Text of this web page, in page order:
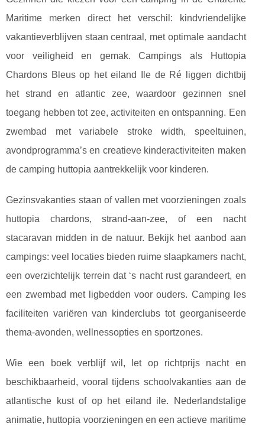
Maritime merken direct het verschil: kindvriendelijke
vakantieverblijven staan centraal, met optimale aandacht
voor veiligheid en gemak. Campings als Huttopia
Chardons Bleus op het eiland Ile de Ré liggen dichtbij
het strand en atlantic zee, waardoor gezinnen snel
toegang hebben tot zee, activiteiten en ontspanning. Een
zwembad met variabele stroke width, speeltuinen,
avondprogramma’s en creatieve kinderactiviteiten maken
de camping huttopia aantrekkelijk voor kinderen.
Gezinsvakanties staan of vallen met voorzieningen zoals
huttopia chardons, strand-aan-zee, of een nacht
stacaravan midden in de natuur. Bekijk het aanbod aan
campings: veel locaties bieden ruime slaapkamers nacht,
een overzichtelijk terrein dat ‘s nacht rust garandeert, en
een zwembad met ligbedden voor ouders. Camping les
faciliteiten variëren van kinderclubs tot georganiseerde
thema-avonden, wellnessopties en sportzones.
Wie een boek verblijf wil, let op richtprijs nacht en
beschikbaarheid, vooral tijdens schoolvakanties aan de
atlantische kust of op het eiland ile. Nederlandstalige
animatie, huttopia voorzieningen en een actieve maritime